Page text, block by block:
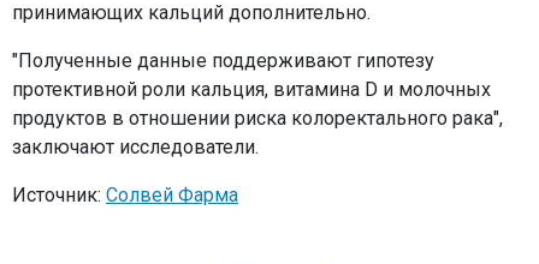
принимающих кальций дополнительно.
"Полученные данные поддерживают гипотезу
протективной роли кальция, витамина D и молочных
продуктов в отношении риска колоректального рака",
заключают исследователи.
Источник: Солвей Фарма